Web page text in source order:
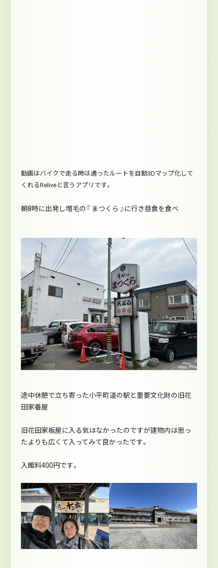
動画はバイクで走る時は通ったルートを自動3Dマップ化して
くれるReliveと言うアプリです。
朝8時に出発し増毛の『 まつくら 』に行き昼食を食べ
途中休憩で立ち寄った小平町道の駅と重要文化財の旧花
田家番屋
旧花田家板屋に入る気はなかったのですが建物内は思っ
たよりも広くて入ってみて良かったです。
入館料400円です。